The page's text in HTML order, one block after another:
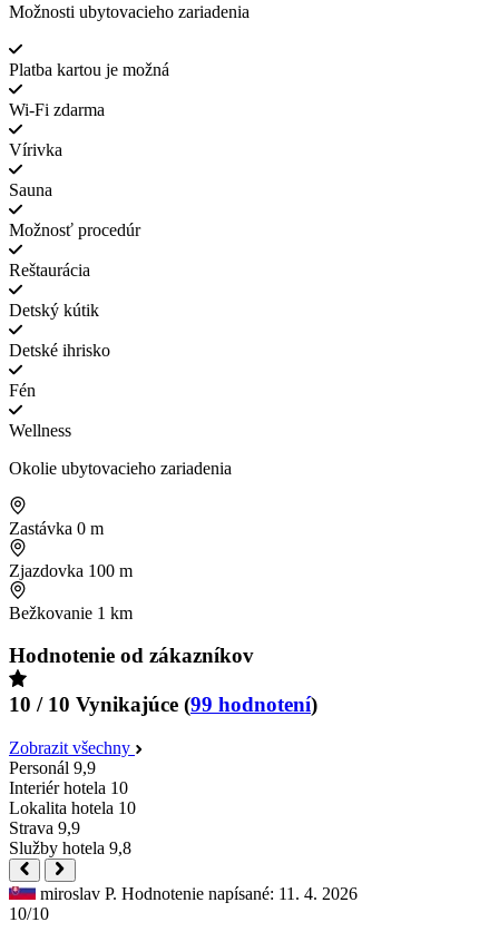
Možnosti ubytovacieho zariadenia
Platba kartou je možná
Wi-Fi zdarma
Vírivka
Sauna
Možnosť procedúr
Reštaurácia
Detský kútik
Detské ihrisko
Fén
Wellness
Okolie ubytovacieho zariadenia
Zastávka 0 m
Zjazdovka 100 m
Bežkovanie 1 km
Hodnotenie od zákazníkov
10 / 10 Vynikajúce (99 hodnotení)
Zobrazit všechny
Personál 9,9
Interiér hotela 10
Lokalita hotela 10
Strava 9,9
Služby hotela 9,8
miroslav P. Hodnotenie napísané: 11. 4. 2026
10/10